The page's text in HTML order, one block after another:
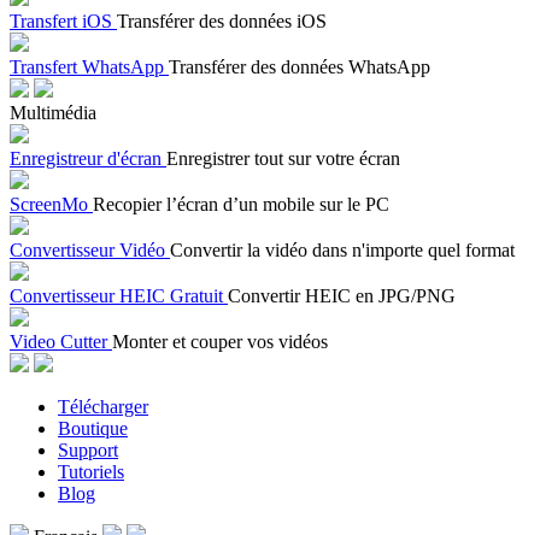
Transfert iOS Transférer des données iOS
Transfert WhatsApp Transférer des données WhatsApp
Multimédia
Enregistreur d'écran Enregistrer tout sur votre écran
ScreenMo Recopier l’écran d’un mobile sur le PC
Convertisseur Vidéo Convertir la vidéo dans n'importe quel format
Convertisseur HEIC Gratuit Convertir HEIC en JPG/PNG
Video Cutter Monter et couper vos vidéos
Télécharger
Boutique
Support
Tutoriels
Blog